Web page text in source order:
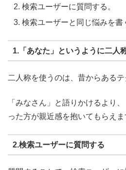
検索ユーザーに質問する。
検索ユーザーと同じ悩みを書
1.「あなた」というように二人
二人称を使うのは、昔からあるテ
「みなさん」と語りかけるより
った方が親近感を抱いてもらえま
2.検索ユーザーに質問する